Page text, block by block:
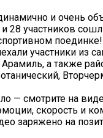
и очень
28 участников
участники из
а также
— смотрите на
скорость и
заряжено на